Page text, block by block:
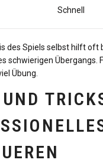
Schnell
des Spiels selbst hilft oft
schwierigen Übergangs.
Übung.